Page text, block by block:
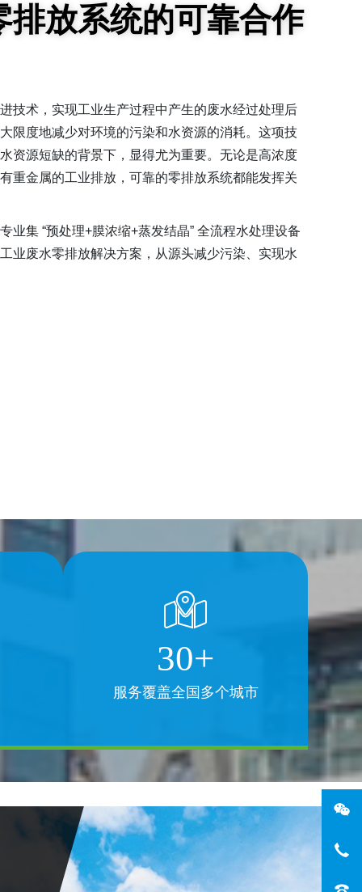
排放系统的可靠合作
技术，实现工业生产过程中产生的废水经过处理后
限度地减少对环境的污染和水资源的消耗。这项技
资源短缺的背景下，显得尤为重要。无论是高浓度
重金属的工业排放，可靠的零排放系统都能发挥关
业集 “预处理+膜浓缩+蒸发结晶” 全流程水处理设备
业废水零排放解决方案，从源头减少污染、实现水
30+
服务覆盖全国多个城市
微
手